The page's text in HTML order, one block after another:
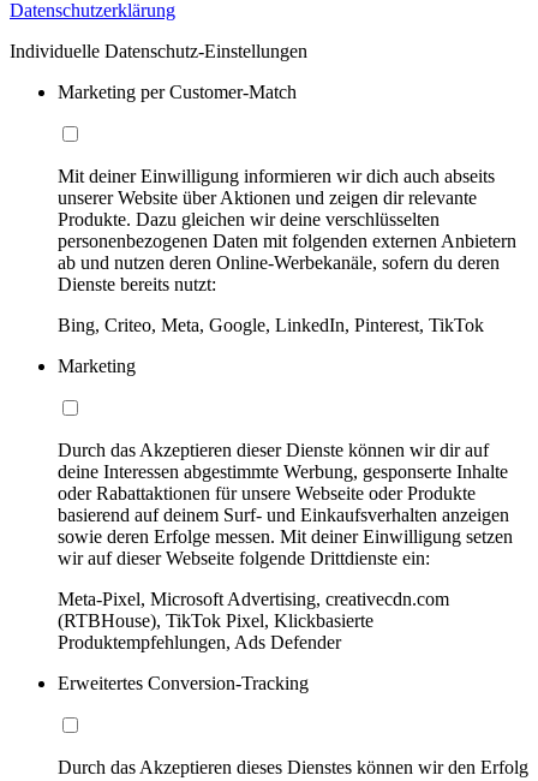
Datenschutzerklärung
Individuelle Datenschutz-Einstellungen
Marketing per Customer-Match
Mit deiner Einwilligung informieren wir dich auch abseits
unserer Website über Aktionen und zeigen dir relevante
Produkte. Dazu gleichen wir deine verschlüsselten
personenbezogenen Daten mit folgenden externen Anbietern
ab und nutzen deren Online-Werbekanäle, sofern du deren
Dienste bereits nutzt:
Bing, Criteo, Meta, Google, LinkedIn, Pinterest, TikTok
Marketing
Durch das Akzeptieren dieser Dienste können wir dir auf
deine Interessen abgestimmte Werbung, gesponserte Inhalte
oder Rabattaktionen für unsere Webseite oder Produkte
basierend auf deinem Surf- und Einkaufsverhalten anzeigen
sowie deren Erfolge messen. Mit deiner Einwilligung setzen
wir auf dieser Webseite folgende Drittdienste ein:
Meta-Pixel, Microsoft Advertising, creativecdn.com
(RTBHouse), TikTok Pixel, Klickbasierte
Produktempfehlungen, Ads Defender
Erweitertes Conversion-Tracking
Durch das Akzeptieren dieses Dienstes können wir den Erfolg